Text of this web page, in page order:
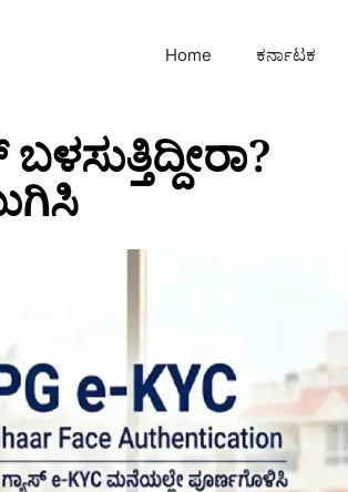
Home ಕರ್ನಾಟಕ